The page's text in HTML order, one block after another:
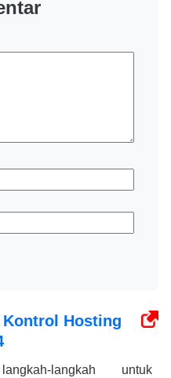
Kontrol Hosting
langkah untuk